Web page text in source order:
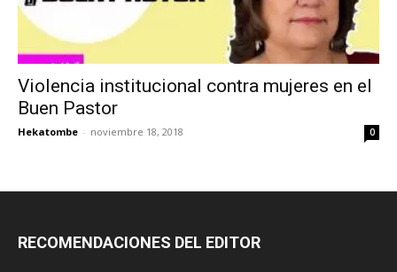
Violencia institucional contra mujeres en el
Buen Pastor
Hekatombe - noviembre 18, 2018 0
RECOMENDACIONES DEL EDITOR